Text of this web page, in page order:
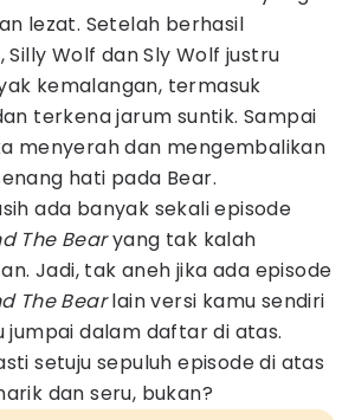
lezat. Setelah berhasil
Silly Wolf dan Sly Wolf justru
kemalangan, termasuk
terkena jarum suntik. Sampai
menyerah dan mengembalikan
hati pada Bear.
ada banyak sekali episode
The Bearyang tak kalah
Jadi, tak aneh jika ada episode
The Bearlain versi kamu sendiri
jumpai dalam daftar di atas.
setuju sepuluh episode di atas
dan seru, bukan?